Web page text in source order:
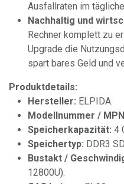
Ausfallraten im
Nachhaltig und
Rechner komplett zu
Upgrade die
spart bares Geld und
Produktdetails:
Hersteller: ELPIDA.
Modellnummer /
Speicherkapazität: 4
Speichertyp: DDR3
Bustakt /
12800U).